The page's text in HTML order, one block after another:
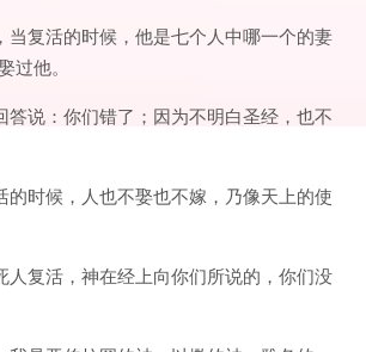
当复活的时候，他是七个人中哪一个的妻
过他。
答说：你们错了；因为不明白圣经，也不
的时候，人也不娶也不嫁，乃像天上的使
人复活，神在经上向你们所说的，你们没